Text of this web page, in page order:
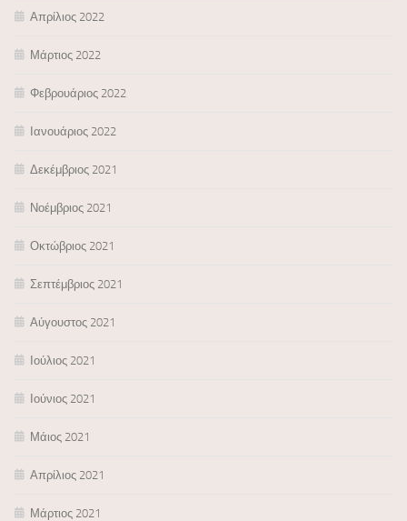
Απρίλιος 2022
Μάρτιος 2022
Φεβρουάριος 2022
Ιανουάριος 2022
Δεκέμβριος 2021
Νοέμβριος 2021
Οκτώβριος 2021
Σεπτέμβριος 2021
Αύγουστος 2021
Ιούλιος 2021
Ιούνιος 2021
Μάιος 2021
Απρίλιος 2021
Μάρτιος 2021